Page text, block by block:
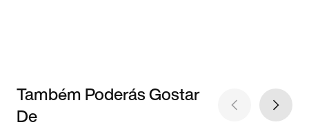
Também Poderás Gostar
De